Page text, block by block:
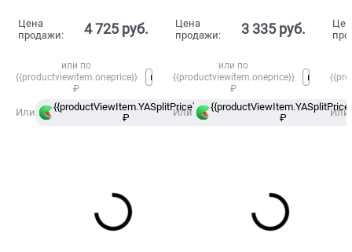
Цена
продажи:
4 725 руб.
или по
{{productviewitem.oneprice}}
₽
Или
{{productViewItem.YASplitPrice}}
₽
в
Сплит
Цена
продажи:
3 335 руб.
или по
{{productviewitem.oneprice}}
₽
Или
₽
Или